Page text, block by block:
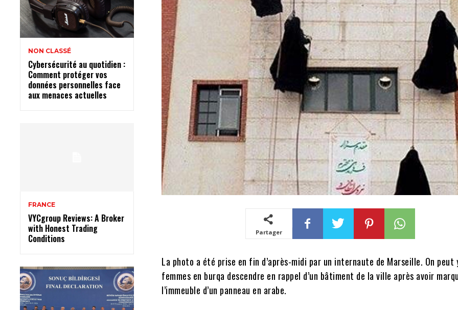
NON CLASSÉ
Cybersécurité au quotidien :
Comment protéger vos
données personnelles face
aux menaces actuelles
FRANCE
VYCgroup Reviews: A Broker
with Honest Trading
Conditions
Partager
La photo a été prise en fin d’après-midi par un internaute de Marseille. On peut
femmes en burqa descendre en rappel d’un bâtiment de la ville après avoir
l’immeuble d’un panneau en arabe.